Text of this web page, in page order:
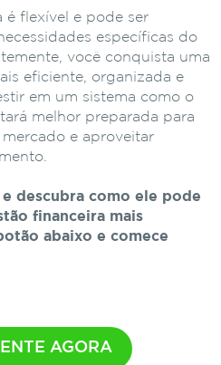
é flexível e pode ser
específicas do
você conquista uma
eficiente, organizada e
em um sistema como o
melhor preparada para
e aproveitar
descubra como ele pode
financeira mais
abaixo e comece
AGORA